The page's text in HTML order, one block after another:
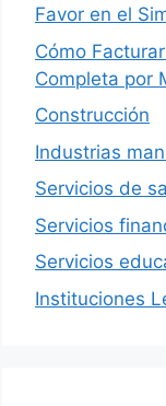
Favor en el
Cómo
Completa por
Construcción
Industrias
Servicios de
Servicios
Servicios
Instituciones